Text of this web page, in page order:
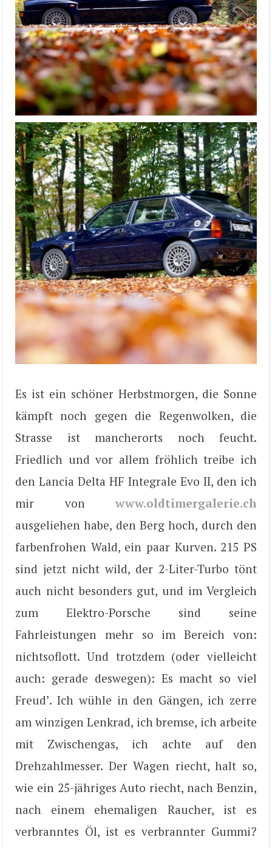
Es ist ein schöner Herbstmorgen, die Sonne
kämpft noch gegen die Regenwolken, die
Strasse ist mancherorts noch feucht.
Friedlich und vor allem fröhlich treibe ich
den Lancia Delta HF Integrale Evo II, den ich
mir von www.oldtimergalerie.ch
ausgeliehen habe, den Berg hoch, durch den
farbenfrohen Wald, ein paar Kurven. 215 PS
sind jetzt nicht wild, der 2-Liter-Turbo tönt
auch nicht besonders gut, und im Vergleich
zum Elektro-Porsche sind seine
Fahrleistungen mehr so im Bereich von:
nichtsoflott. Und trotzdem (oder vielleicht
auch: gerade deswegen): Es macht so viel
Freud’. Ich wühle in den Gängen, ich zerre
am winzigen Lenkrad, ich bremse, ich arbeite
mit Zwischengas, ich achte auf den
Drehzahlmesser. Der Wagen riecht, halt so,
wie ein 25-jähriges Auto riecht, nach Benzin,
nach einem ehemaligen Raucher, ist es
verbranntes Öl, ist es verbrannter Gummi?